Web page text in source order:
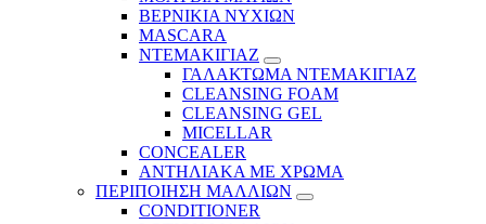
ΒΕΡΝΙΚΙΑ ΝΥΧΙΩΝ
MASCARA
ΝΤΕΜΑΚΙΓΙΑΖ
ΓΑΛΑΚΤΩΜΑ ΝΤΕΜΑΚΙΓΙΑΖ
CLEANSING FOAM
CLEANSING GEL
MICELLAR
CONCEALER
ΑΝΤΗΛΙΑΚΑ ΜΕ ΧΡΩΜΑ
ΠΕΡΙΠΟΙΗΣΗ ΜΑΛΛΙΩΝ
CONDITIONER